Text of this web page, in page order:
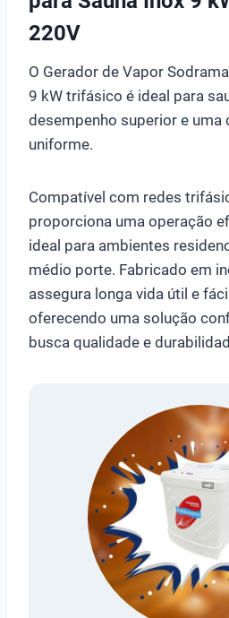
220V
O Gerador de Vapor
9 kW trifásico é ideal para
desempenho superior e
uniforme.
Compatível com redes
proporciona uma operação
ideal para ambientes
médio porte. Fabricado em
assegura longa vida útil e
oferecendo uma solução
busca qualidade e